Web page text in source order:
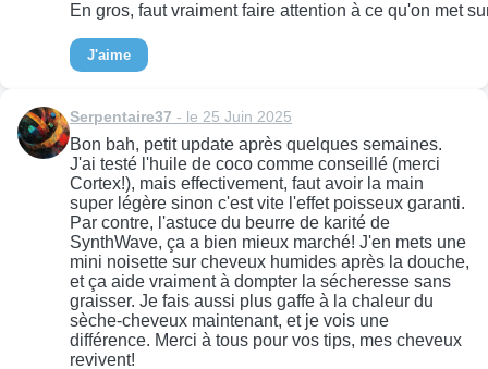
En gros, faut vraiment faire attention à ce qu'on met
J'aime
Serpentaire37 - le 25 Juin 2025
Bon bah, petit update après quelques semaines.
J'ai testé l'huile de coco comme conseillé (merci
Cortex!), mais effectivement, faut avoir la main
super légère sinon c'est vite l'effet poisseux garanti.
Par contre, l'astuce du beurre de karité de
SynthWave, ça a bien mieux marché! J'en mets une
mini noisette sur cheveux humides après la douche,
et ça aide vraiment à dompter la sécheresse sans
graisser. Je fais aussi plus gaffe à la chaleur du
sèche-cheveux maintenant, et je vois une
différence. Merci à tous pour vos tips, mes cheveux
revivent!